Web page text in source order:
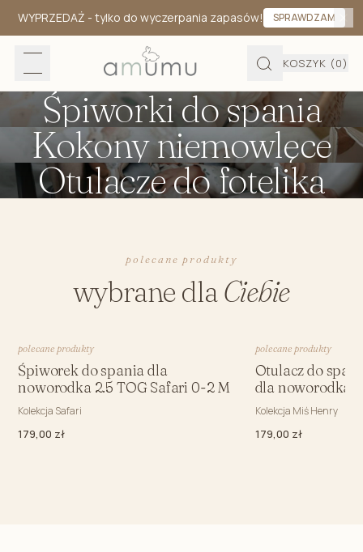
WYPRZEDAŻ - tylko do wyczerpania zapasów! SPRAWDZAM
KOSZYK (0)
Śpiworki do spania
Kokony niemowlęce
Otulacze do fotelika
polecane produkty
wybrane dlaCiebie
polecane produkty
Śpiworek do spania dla
noworodka 2.5 TOG Safari 0-2 M
Kolekcja Safari
179,00 zł
polecane produkty
Otulacz do
dla noworodka
Kolekcja Miś Henry
179,00 zł